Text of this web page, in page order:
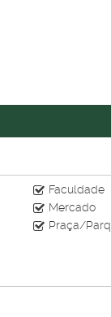
do centro
Faculdade
Mercado
Praça/